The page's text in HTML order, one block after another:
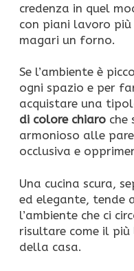
credenza in quel
con piani lavoro
magari un forno.
Se l’ambiente è
ogni spazio e per
acquistare una
di colore chiaro che
armonioso alle
occlusiva e
Una cucina scura,
ed elegante, tende
l’ambiente che ci
risultare come il
della casa.